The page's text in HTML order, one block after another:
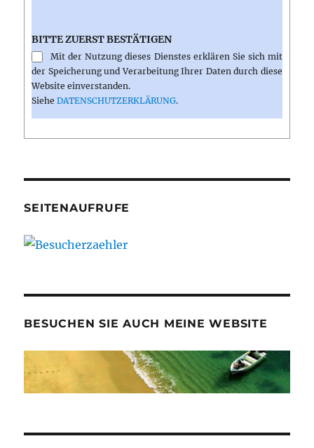
BITTE ZUERST BESTÄTIGEN
Mit der Nutzung dieses Dienstes erklären Sie sich mit
der Speicherung und Verarbeitung Ihrer Daten durch diese
Website einverstanden.
SieheDATENSCHUTZERKLÄRUNG.
SEITENAUFRUFE
BESUCHEN SIE AUCH MEINE WEBSITE